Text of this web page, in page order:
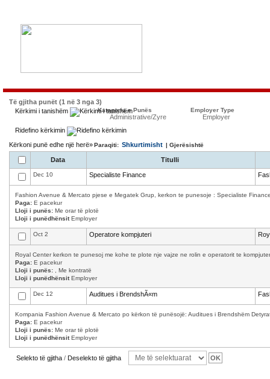
Të gjitha punët (1 në 3 nga 3)
Kërkimi i tanishëm
Kategoria e Punës
Administrative/Zyre
Employer Type
Employer
Ridefino kërkimin
Kërkoni punë edhe një herë»Paraqiti: Shkurtimisht | Gjerësishtë
Data Titulli
Dec 10 Specialiste Finance
Fashion Avenue & Mercato pjese e Megatek Grup, kerkon te punesoje : Specialiste
Paga: E pacekur
Lloji i punës: Me orar të plotë
Lloji i punëdhënsitEmployer
Oct 2 Operatore kompjuteri
Royal Center kerkon te punesoj me kohe te plote nje vajze ne rolin e operatorit te
Paga: E pacekur
Lloji i punës: , Me kontratë
Lloji i punëdhënsitEmployer
Dec 12 Auditues i BrendshÃ«m
Kompania Fashion Avenue & Mercato po kërkon të punësojë: Auditues i Brendshëm
Paga: E pacekur
Lloji i punës: Me orar të plotë
Lloji i punëdhënsitEmployer
Selekto të gjitha / Deselekto të gjitha